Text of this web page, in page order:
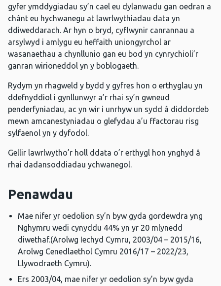
gyfer ymddygiadau sy’n cael eu dylanwadu gan oedran a
chânt eu hychwanegu at lawrlwythiadau data yn
ddiweddarach. Ar hyn o bryd, cyflwynir canrannau a
arsylwyd i amlygu eu heffaith uniongyrchol ar
wasanaethau a chynllunio gan eu bod yn cynrychioli’r
ganran wirioneddol yn y boblogaeth.
Rydym yn rhagweld y bydd y gyfres hon o erthyglau yn
ddefnyddiol i gynllunwyr a’r rhai sy’n gwneud
penderfyniadau, ac yn wir i unrhyw un sydd â diddordeb
mewn amcanestyniadau o glefydau a’u ffactorau risg
sylfaenol yn y dyfodol.
Gellir lawrlwytho’r holl ddata o’r erthygl hon ynghyd â
rhai dadansoddiadau ychwanegol.
Penawdau
Mae nifer yr oedolion sy’n byw gyda gordewdra yng
Nghymru wedi cynyddu 44% yn yr 20 mlynedd
diwethaf.(Arolwg Iechyd Cymru, 2003/04 – 2015/16,
Arolwg Cenedlaethol Cymru 2016/17 – 2022/23,
Llywodraeth Cymru).
Ers 2003/04, mae nifer yr oedolion sy’n byw gyda